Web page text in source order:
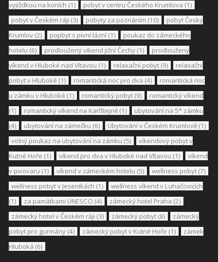
vyjiždkou na koních (1) pobyt v centru Českého Krumlova (1)
pobyt v Českém ráji (3) pobyty za poznáním (10)
pobyt Český
Krumlov (2) popbyt s pivní lázní (1)
poukaz do zámeckého
hotelu (6) prodloužený víkend jižní Čechy (1)
prodloužený
víkend v Hluboké nad Vltavou (1) relaxační pobyt (9)
relaxační
pobyt v Hluboké (1) romantická noc pro dva (4)
romantická noc
u zámku v Hluboké (1) romantický pobyt (9)
romantický víkend
(1)
romantický víkend na Karlštejně (1)
ubytování na 5* zámku
(4)
ubytování na zámečku (6) Ubytování v Českém Krumlově (1)
volný poukaz na ubytování na zámku (5)
víkendový pobyt v
Kutné Hoře (1) víkend pro dva v Hluboké nad Vltavou (1)
víkend
v pivovaru (1) víkend v zámeckém hotelu (5) wellness pobyt (7)
wellness pobyt v Jeseníkách (1)
wellness víkend v Luhačovicích
(1)
za památkami UNESCO (4) zámecký hotel Praha (2)
zámecký hotel v Českém ráji (3) zámecký pobyt (8)
zámecký
pobyt pro gurmány (4) zámecký pobyt v Kutné Hoře (1)
zámek
Hluboká (6)